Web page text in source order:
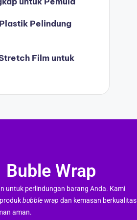
Pelindung
Film untuk
Buble Wrap
untuk perlindungan barang Anda. Kami
bubble wrap dan kemasan berkualitas
aman.